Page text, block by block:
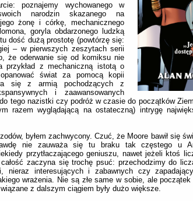
poznajemy wychowanego w
narodzin skazanego na
żonę i córkę, mechanicznego
goryla obdarzonego ludzką
dość dużą prostotę (powtórzę się:
– w pierwszych zeszytach serii
że oderwanie się od komiksu nie
przykład z mechaniczną istotą o
świat za pomocą kopii
się z armią pochodzących z
i zaawansowanych
tego nazistki czy podróż w czasie do początków
razem wyglądającą na ostateczną) intrygę
byłem zachwycony. Czuć, że Moore bawił się
nie zauważa się tu braku tak częstego u
przytłaczającego geniuszu, nawet jeżeli ktoś
zaczyna się trochę psuć: przechodzimy do
nieraz interesujących i zabawnych czy
wrażenia. Nie są złe same w sobie, ale początek
z dalszym ciągiem były dużo większe.